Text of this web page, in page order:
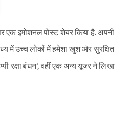
एक इमोशनल पोस्ट शेयर किया है. अपनी
में उच्च लोकों में हमेशा खुश और सुरक्षित
रक्षा बंधन', वहीं एक अन्य यूजर ने लिखा